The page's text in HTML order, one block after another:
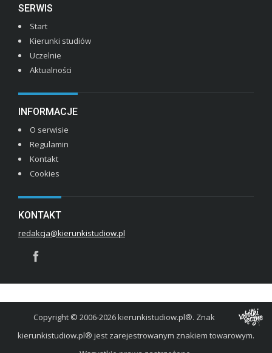
SERWIS
Start
Kierunki studiów
Uczelnie
Aktualności
INFORMACJE
O serwisie
Regulamin
Kontakt
Cookies
KONTAKT
redakcja@kierunkistudiow.pl
Copyright © 2006-2026 kierunkistudiow.pl®. Znak
kierunkistudiow.pl® jest zarejestrowanym znakiem towarowym.